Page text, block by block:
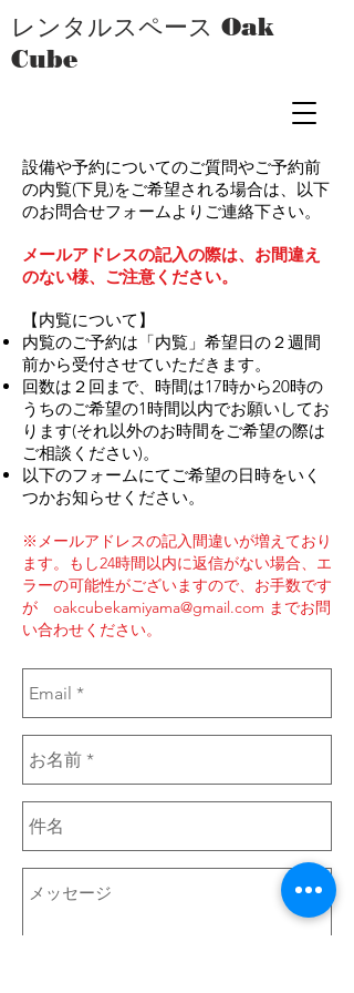
レンタルスペース Oak
Cube
設備や予約についてのご質問やご予約前
の内覧(下見)をご希望される場合は、以下
のお問合せフォームよりご連絡下さい。
メールアドレスの記入の際は、お間違え
のない様、ご注意ください。
【内覧について】
内覧のご予約は「内覧」希望日の２週間
前から受付させていただきます。
回数は２回まで、時間は17時から20時の
うちのご希望の1時間以内でお願いしてお
ります(それ以外のお時間をご希望の際は
ご相談ください)。
以下のフォームにてご希望の日時をいく
つかお知らせください。
※メールアドレスの記入間違いが増えており
ます。もし24時間以内に返信がない場合、エ
ラーの可能性がございますので、お手数です
が oakcubekamiyama@gmail.com までお問
い合わせください。